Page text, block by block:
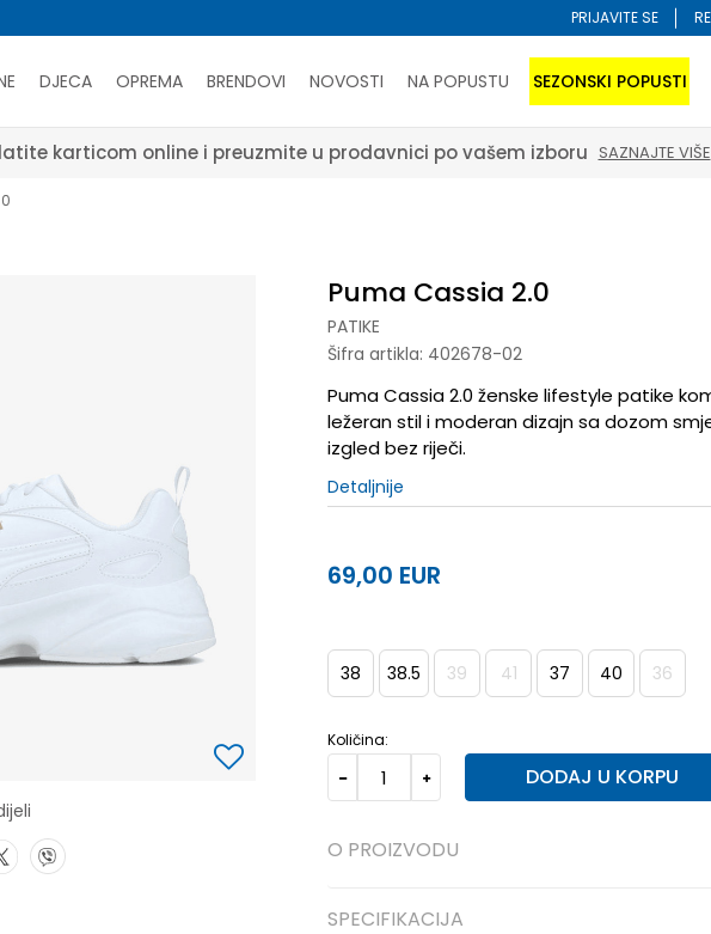
PRIJAVITE SE
DJECA OPREMA BRENDOVI NOVOSTI NA POPUSTU SEZONSKI POPUSTI
Platite karticom online i preuzmite u prodavnici po vašem izboru SAZNAJTE VIŠE
Puma Cassia 2.0
PATIKE
Šifra artikla: 402678-02
Puma Cassia 2.0 ženske lifestyle patike
ležeran stil i moderan dizajn sa dozom
izgled bez riječi.
Detaljnije
69,00 EUR
38 38.5 39 41 37 40 36
Količina:
DODAJ U KORPU
O PROIZVODU
SPECIFIKACIJA